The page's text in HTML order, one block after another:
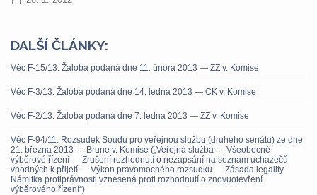
DALŠÍ ČLÁNKY:
Věc F-15/13: Žaloba podaná dne 11. února 2013 — ZZ v. Komise
Věc F-3/13: Žaloba podaná dne 14. ledna 2013 — CK v. Komise
Věc F-2/13: Žaloba podaná dne 7. ledna 2013 — ZZ v. Komise
Věc F-94/11: Rozsudek Soudu pro veřejnou službu (druhého senátu) ze dne
21. března 2013 — Brune v. Komise („Veřejná služba — Všeobecné
výběrové řízení — Zrušení rozhodnutí o nezapsání na seznam uchazečů
vhodných k přijetí — Výkon pravomocného rozsudku — Zásada legality —
Námitka protiprávnosti vznesená proti rozhodnutí o znovuotevření
výběrového řízení“)